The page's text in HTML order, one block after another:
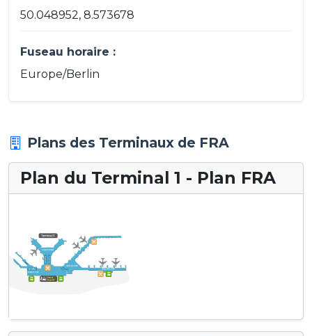
50.048952, 8.573678
Fuseau horaire :
Europe/Berlin
Plans des Terminaux de FRA
Plan du Terminal 1 - Plan FRA